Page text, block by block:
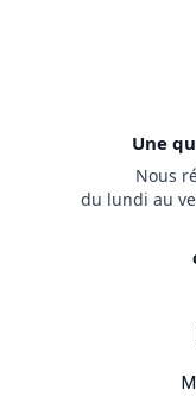
Une
Nous
du lundi au